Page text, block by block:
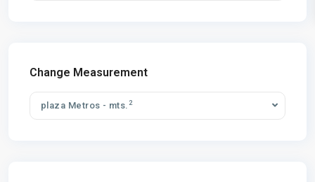
Change Measurement
plaza Metros - mts. 2